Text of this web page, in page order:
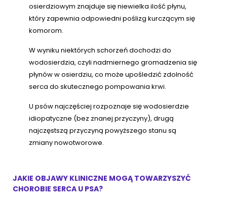
osierdziowym znajduje się niewielka ilość płynu,
który zapewnia odpowiedni poślizg kurczącym się
komorom.
W wyniku niektórych schorzeń dochodzi do
wodosierdzia, czyli nadmiernego gromadzenia się
płynów w osierdziu, co może upośledzić zdolność
serca do skutecznego pompowania krwi.
U psów najczęściej rozpoznaje się wodosierdzie
idiopatyczne (bez znanej przyczyny), drugą
najczęstszą przyczyną powyższego stanu są
zmiany nowotworowe.
JAKIE OBJAWY KLINICZNE MOGĄ TOWARZYSZYĆ
CHOROBIE SERCA U PSA?